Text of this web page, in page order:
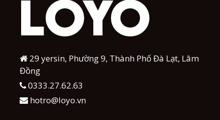
29 yersin, Phường 9, Thành Phố Đà Lạt, Lâm
Đồng
0333.27.62.63
hotro@loyo.vn